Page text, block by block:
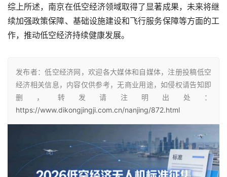
综上所述，南京在低空经济领域取得了显著成果，未来将继
续加强政策保障、基础设施建设和飞行服务保障等方面的工
作，推动低空经济持续健康发展。
发布者：低空经济网，欢迎各大媒体和自媒体，注册投稿低空
经济相关信息，内容仅供参考，无商业用途，如侵权请告知即
删，转发请注明出处：
https://www.dikongjingji.com.cn/nanjing/872.html